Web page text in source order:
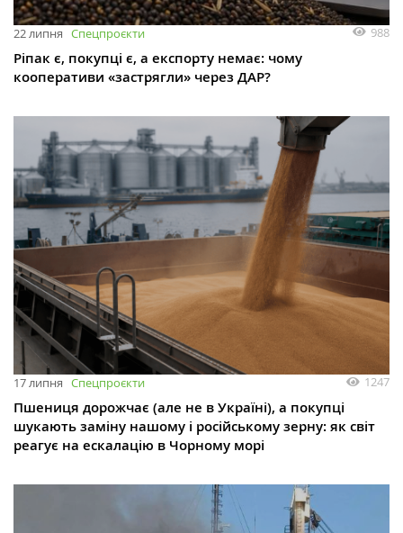
22 липня Спецпроєкти 988
Ріпак є, покупці є, а експорту немає: чому
кооперативи «застрягли» через ДАР?
17 липня Спецпроєкти 1247
Пшениця дорожчає (але не в Україні), а покупці
шукають заміну нашому і російському зерну: як світ
реагує на ескалацію в Чорному морі